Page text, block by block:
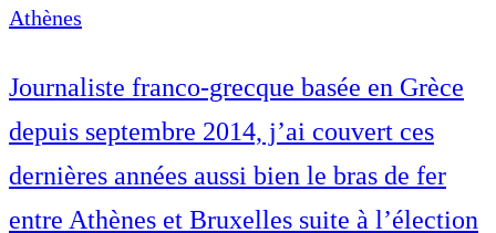
Athènes
Journaliste franco-grecque basée en Grèce
depuis septembre 2014, j’ai couvert ces
dernières années aussi bien le bras de fer
entre Athènes et Bruxelles suite à l’élection